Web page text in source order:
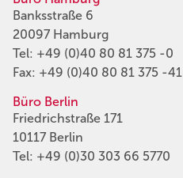
Banksstraße 6
20097 Hamburg
Tel: +49 (0)40 80 81 375 -0
Fax: +49 (0)40 80 81 375 -41
Büro Berlin
Friedrichstraße 171
10117 Berlin
Tel: +49 (0)30 303 66 5770